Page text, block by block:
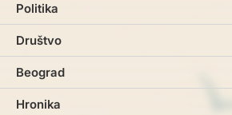
Politika
Društvo
Beograd
Hronika